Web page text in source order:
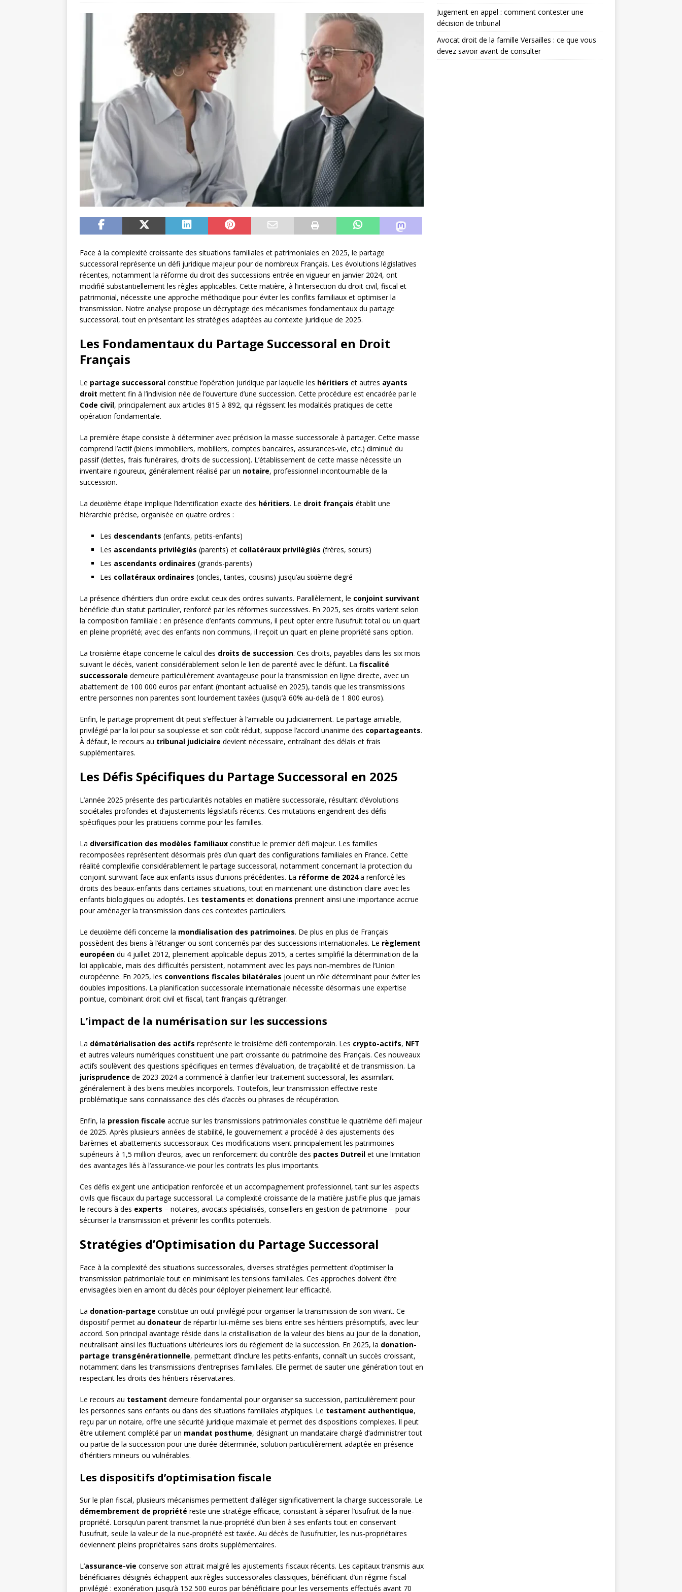
Face à la complexité croissante des situations familiales et patrimoniales en 2025, le partage
successoral représente un défi juridique majeur pour de nombreux Français. Les évolutions législatives
récentes, notamment la réforme du droit des successions entrée en vigueur en janvier 2024, ont
modifié substantiellement les règles applicables. Cette matière, à l’intersection du droit civil, fiscal et
patrimonial, nécessite une approche méthodique pour éviter les conflits familiaux et optimiser la
transmission. Notre analyse propose un décryptage des mécanismes fondamentaux du partage
successoral, tout en présentant les stratégies adaptées au contexte juridique de 2025.
Les Fondamentaux du Partage Successoral en Droit
Français
Le partage successoral constitue l’opération juridique par laquelle les héritiers et autres ayants
droit mettent fin à l’indivision née de l’ouverture d’une succession. Cette procédure est encadrée par le
Code civil, principalement aux articles 815 à 892, qui régissent les modalités pratiques de cette
opération fondamentale.
La première étape consiste à déterminer avec précision la masse successorale à partager. Cette masse
comprend l’actif (biens immobiliers, mobiliers, comptes bancaires, assurances-vie, etc.) diminué du
passif (dettes, frais funéraires, droits de succession). L’établissement de cette masse nécessite un
inventaire rigoureux, généralement réalisé par un notaire, professionnel incontournable de la
succession.
La deuxième étape implique l’identification exacte des héritiers. Le droit français établit une
hiérarchie précise, organisée en quatre ordres :
Les descendants (enfants, petits-enfants)
Les ascendants privilégiés (parents) et collatéraux privilégiés (frères, sœurs)
Les ascendants ordinaires (grands-parents)
Les collatéraux ordinaires (oncles, tantes, cousins) jusqu’au sixième degré
La présence d’héritiers d’un ordre exclut ceux des ordres suivants. Parallèlement, le conjoint survivant
bénéficie d’un statut particulier, renforcé par les réformes successives. En 2025, ses droits varient selon
la composition familiale : en présence d’enfants communs, il peut opter entre l’usufruit total ou un quart
en pleine propriété; avec des enfants non communs, il reçoit un quart en pleine propriété sans option.
La troisième étape concerne le calcul des droits de succession. Ces droits, payables dans les six mois
suivant le décès, varient considérablement selon le lien de parenté avec le défunt. La fiscalité
successorale demeure particulièrement avantageuse pour la transmission en ligne directe, avec un
abattement de 100 000 euros par enfant (montant actualisé en 2025), tandis que les transmissions
entre personnes non parentes sont lourdement taxées (jusqu’à 60% au-delà de 1 800 euros).
Enfin, le partage proprement dit peut s’effectuer à l’amiable ou judiciairement. Le partage amiable,
privilégié par la loi pour sa souplesse et son coût réduit, suppose l’accord unanime des copartageants.
À défaut, le recours au tribunal judiciaire devient nécessaire, entraînant des délais et frais
supplémentaires.
Les Défis Spécifiques du Partage Successoral en 2025
L’année 2025 présente des particularités notables en matière successorale, résultant d’évolutions
sociétales profondes et d’ajustements législatifs récents. Ces mutations engendrent des défis
spécifiques pour les praticiens comme pour les familles.
La diversification des modèles familiaux constitue le premier défi majeur. Les familles
recomposées représentent désormais près d’un quart des configurations familiales en France. Cette
réalité complexifie considérablement le partage successoral, notamment concernant la protection du
conjoint survivant face aux enfants issus d’unions précédentes. La réforme de 2024a renforcé les
droits des beaux-enfants dans certaines situations, tout en maintenant une distinction claire avec les
enfants biologiques ou adoptés. Les testaments et donations prennent ainsi une importance accrue
pour aménager la transmission dans ces contextes particuliers.
Le deuxième défi concerne la mondialisation des patrimoines. De plus en plus de Français
possèdent des biens à l’étranger ou sont concernés par des successions internationales. Le règlement
européen du 4 juillet 2012, pleinement applicable depuis 2015, a certes simplifié la détermination de la
loi applicable, mais des difficultés persistent, notamment avec les pays non-membres de l’Union
européenne. En 2025, les conventions fiscales bilatérales jouent un rôle déterminant pour éviter les
doubles impositions. La planification successorale internationale nécessite désormais une expertise
pointue, combinant droit civil et fiscal, tant français qu’étranger.
L’impact de la numérisation sur les successions
La dématérialisation des actifs représente le troisième défi contemporain. Les crypto-actifs, NFT
et autres valeurs numériques constituent une part croissante du patrimoine des Français. Ces nouveaux
actifs soulèvent des questions spécifiques en termes d’évaluation, de traçabilité et de transmission. La
jurisprudence de 2023-2024 a commencé à clarifier leur traitement successoral, les assimilant
généralement à des biens meubles incorporels. Toutefois, leur transmission effective reste
problématique sans connaissance des clés d’accès ou phrases de récupération.
Enfin, la pression fiscale accrue sur les transmissions patrimoniales constitue le quatrième défi majeur
de 2025. Après plusieurs années de stabilité, le gouvernement a procédé à des ajustements des
barèmes et abattements successoraux. Ces modifications visent principalement les patrimoines
supérieurs à 1,5 million d’euros, avec un renforcement du contrôle des pactes Dutreil et une limitation
des avantages liés à l’assurance-vie pour les contrats les plus importants.
Ces défis exigent une anticipation renforcée et un accompagnement professionnel, tant sur les aspects
civils que fiscaux du partage successoral. La complexité croissante de la matière justifie plus que jamais
le recours à des experts – notaires, avocats spécialisés, conseillers en gestion de patrimoine – pour
sécuriser la transmission et prévenir les conflits potentiels.
Stratégies d’Optimisation du Partage Successoral
Face à la complexité des situations successorales, diverses stratégies permettent d’optimiser la
transmission patrimoniale tout en minimisant les tensions familiales. Ces approches doivent être
envisagées bien en amont du décès pour déployer pleinement leur efficacité.
La donation-partage constitue un outil privilégié pour organiser la transmission de son vivant. Ce
dispositif permet au donateur de répartir lui-même ses biens entre ses héritiers présomptifs, avec leur
accord. Son principal avantage réside dans la cristallisation de la valeur des biens au jour de la donation,
neutralisant ainsi les fluctuations ultérieures lors du règlement de la succession. En 2025, la donation-
partage transgénérationnelle, permettant d’inclure les petits-enfants, connaît un succès croissant,
notamment dans les transmissions d’entreprises familiales. Elle permet de sauter une génération tout en
respectant les droits des héritiers réservataires.
Le recours au testament demeure fondamental pour organiser sa succession, particulièrement pour
les personnes sans enfants ou dans des situations familiales atypiques. Le testament authentique,
reçu par un notaire, offre une sécurité juridique maximale et permet des dispositions complexes. Il peut
être utilement complété par un mandat posthume, désignant un mandataire chargé d’administrer tout
ou partie de la succession pour une durée déterminée, solution particulièrement adaptée en présence
d’héritiers mineurs ou vulnérables.
Les dispositifs d’optimisation fiscale
Sur le plan fiscal, plusieurs mécanismes permettent d’alléger significativement la charge successorale. Le
démembrement de propriété reste une stratégie efficace, consistant à séparer l’usufruit de la nue-
propriété. Lorsqu’un parent transmet la nue-propriété d’un bien à ses enfants tout en conservant
l’usufruit, seule la valeur de la nue-propriété est taxée. Au décès de l’usufruitier, les nus-propriétaires
deviennent pleins propriétaires sans droits supplémentaires.
L’assurance-vie conserve son attrait malgré les ajustements fiscaux récents. Les capitaux transmis aux
bénéficiaires désignés échappent aux règles successorales classiques, bénéficiant d’un régime fiscal
privilégié : exonération jusqu’à 152 500 euros par bénéficiaire pour les versements effectués avant 70
Jugement en appel : comment contester une
décision de tribunal
Avocat droit de la famille Versailles : ce que vous
devez savoir avant de consulter